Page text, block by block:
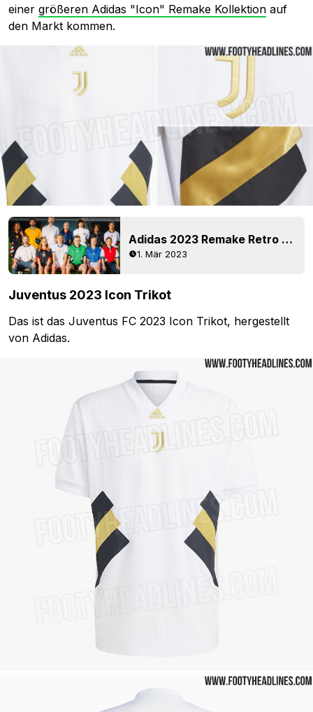
einer größeren Adidas "Icon" Remake Kollektion auf
den Markt kommen.
Adidas 2023 Remake Retro Trikot Kollektion veröffentlicht - 12 Teams!
1. Mär 2023
Juventus 2023 Icon Trikot
Das ist das Juventus FC 2023 Icon Trikot, hergestellt
von Adidas.